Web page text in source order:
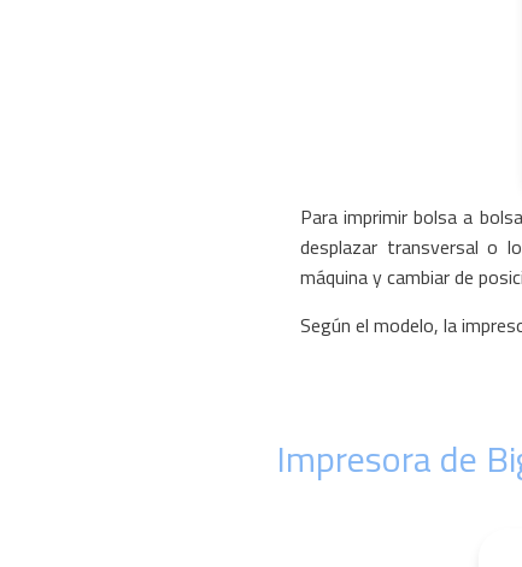
Para imprimir bolsa a
desplazar transversal o
máquina y cambiar de
Según el modelo, la
Impresora de